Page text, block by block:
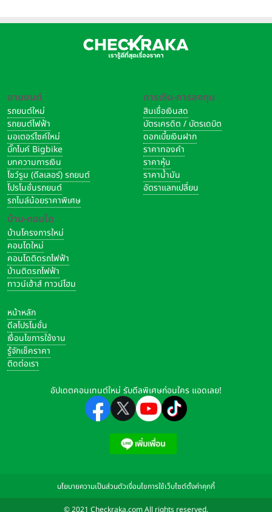
ยานยนต์
รถยนต์ใหม่
รถยนต์ไฟฟ้า
มอเตอร์ไซค์ใหม่
บิ๊กไบค์ Bigbike
บทความการเงิน
โชว์รูม (ดีลเลอร์) รถยนต์
โปรโมชั่นรถยนต์
รถไมล์น้อยราคาพิเศษ
บ้าน-คอนโด
บ้านโครงการใหม่
คอนโดใหม่
คอนโดติดรถไฟฟ้า
บ้านติดรถไฟฟ้า
ทาวน์เฮ้าส์ ทาวน์โฮม
การเงิน-การลงทุน
สินเชื่อเงินสด
บัตรเครดิต / บัตรเดบิต
ดอกเบี้ยเงินฝาก
ราคาทองคำ
ราคาหุ้น
ราคาน้ำมัน
อัตราแลกเปลี่ยน
หน้าหลัก
ดีลโปรโมชั่น
เงื่อนไขการใช้งาน
รู้จักเช็คราคา
ติดต่อเรา
อัปเดตคอนเทนต์ใหม่ รับดีลพิเศษก่อนใคร แอดเลย!
นโยบายความเป็นส่วนตัวเงื่อนไขการใช้เว็บไซต์ตั้งค่าคุกกี้
© 2021 Checkraka.com All rights reserved.